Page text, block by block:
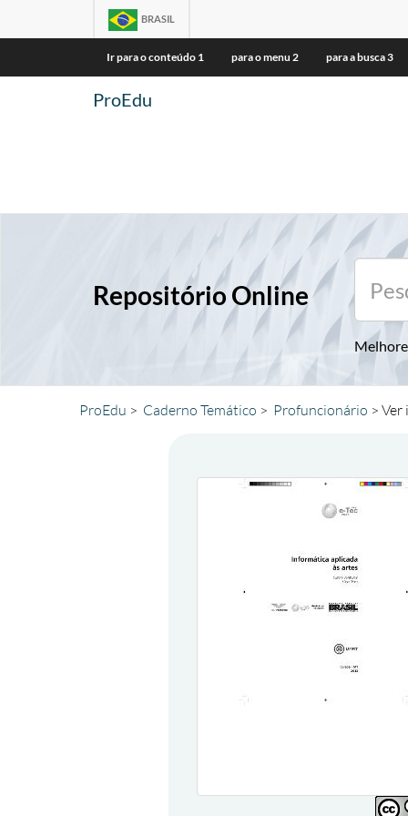
BRASIL
Ir para o conteúdo 1 para o menu 2 para a busca3
ProEdu
Repositório Online
ProEdu Caderno Temático Profuncionário Ver